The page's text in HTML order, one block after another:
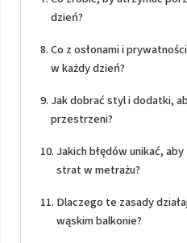
dzień?
Co z osłonami i
w każdy dzień?
Jak dobrać styl i dodatki,
przestrzeni?
Jakich błędów unikać,
strat w metrażu?
Dlaczego te zasady
wąskim balkonie?